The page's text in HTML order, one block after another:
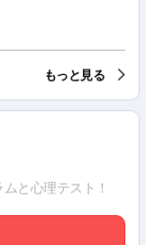
もっと見る
と心理テスト！